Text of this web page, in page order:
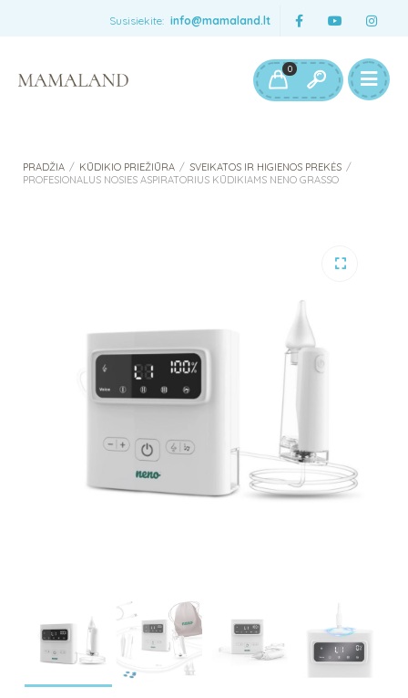
Susisiekite: info@mamaland.lt
0
PRADŽIA / KŪDIKIO PRIEŽIŪRA / SVEIKATOS IR HIGIENOS PREKĖS /
PROFESIONALUS NOSIES ASPIRATORIUS KŪDIKIAMS NENO GRASSO